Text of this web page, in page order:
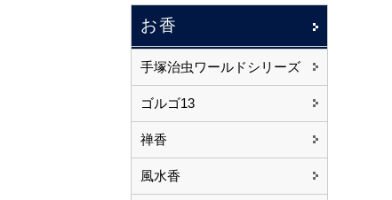
お香
手塚治虫ワールドシリーズ
ゴルゴ13
禅香
風水香